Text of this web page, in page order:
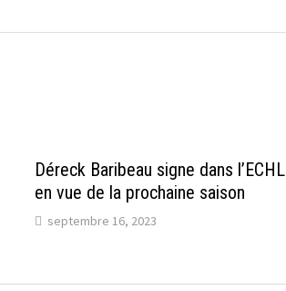
Déreck Baribeau signe dans l’ECHL
en vue de la prochaine saison
septembre 16, 2023